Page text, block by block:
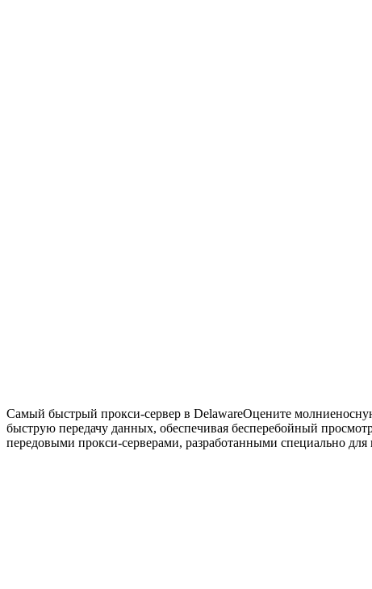
Самый быстрый прокси-сервер в DelawareОцените
быструю передачу данных, обеспечивая бесперебойный
передовыми прокси-серверами, разработанными специально для